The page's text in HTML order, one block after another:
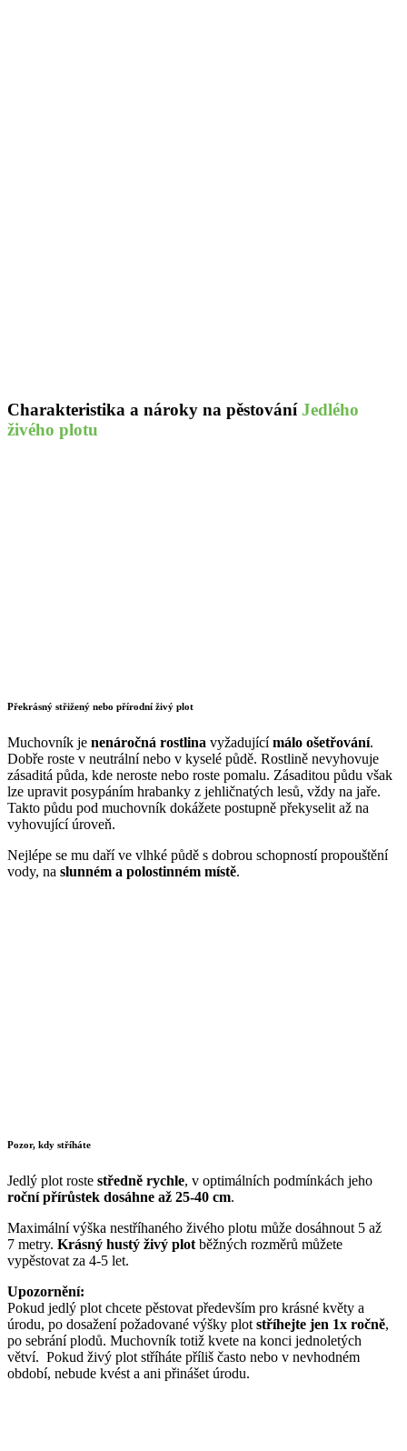
Charakteristika a nároky na pěstováníJedlého
živého plotu
Překrásný střižený nebo přírodní živý plot
Muchovník je nenáročná rostlina vyžadujícímálo ošetřování.
Dobře roste v neutrální nebo v kyselé půdě. Rostlině nevyhovuje
zásaditá půda, kde neroste nebo roste pomalu. Zásaditou půdu však
lze upravit posypáním hrabanky z jehličnatých lesů, vždy na jaře.
Takto půdu pod muchovník dokážete postupně překyselit až na
vyhovující úroveň.
Nejlépe se mu daří ve vlhké půdě s dobrou schopností propouštění
vody, na slunném a polostinném místě.
Pozor, kdy stříháte
Jedlý plot roste středně rychle, v optimálních podmínkách jeho
roční přírůstek dosáhne až 25-40 cm.
Maximální výška nestříhaného živého plotu může dosáhnout 5 až
7 metry. Krásný hustý živý plot běžných rozměrů můžete
vypěstovat za 4-5 let.
Upozornění:
Pokud jedlý plot chcete pěstovat především pro krásné květy a
úrodu, po dosažení požadované výšky plot stříhejte jen 1x ročně,
po sebrání plodů. Muchovník totiž kvete na konci jednoletých
větví. Pokud živý plot stříháte příliš často nebo v nevhodném
období, nebude kvést a ani přinášet úrodu.